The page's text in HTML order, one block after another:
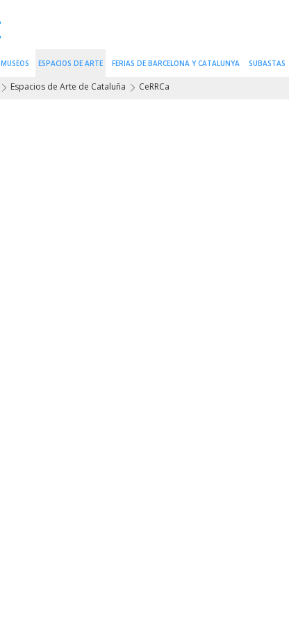
MUSEOS ESPACIOS DE ARTE FERIAS DE BARCELONA Y CATALUNYA SUBASTAS
Espacios de Arte de Cataluña CeRRCa